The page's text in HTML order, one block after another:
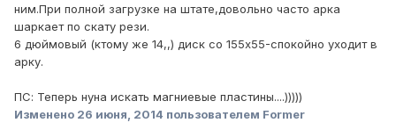
ним.При полной загрузке на штате,довольно часто арка
шаркает по скату рези.
6 дюймовый (ктому же 14,,) диск со 155х55-спокойно уходит в
арку.
ПС: Теперь нуна искать магниевые пластины....)))))
Изменено 26 июня, 2014 пользователем Former